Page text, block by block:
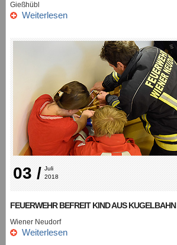
Gießhübl
Weiterlesen
03 / Juli
2018
FEUERWEHR BEFREIT KIND AUS KUGELBAHN
Wiener Neudorf
Weiterlesen